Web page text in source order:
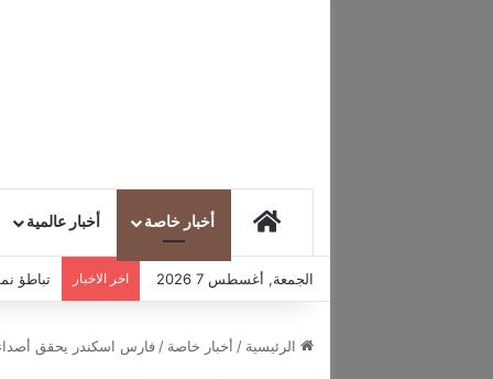
أخبار خاصة أخبار عالمية
الجمعة, أغسطس 7 2026 اخر الاخبار تباطؤ
الرئيسية / أخبار خاصة / فارس اسكندر يحقق أصداء